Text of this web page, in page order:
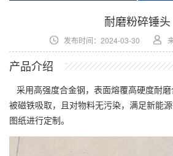
耐磨粉碎锤头
发布时间：2024-03-30
产品介绍
采用高强度合金钢，表面熔覆高硬度耐
被磁铁吸取，且对物料无污染，满足新能
图纸进行定制。